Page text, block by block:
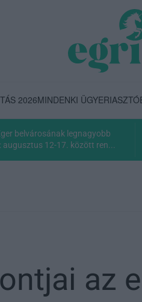
2026MINDENKI ÜGYERIASZTÓ
belvárosának legnagyobb
augusztus 12-17. között ren...
az